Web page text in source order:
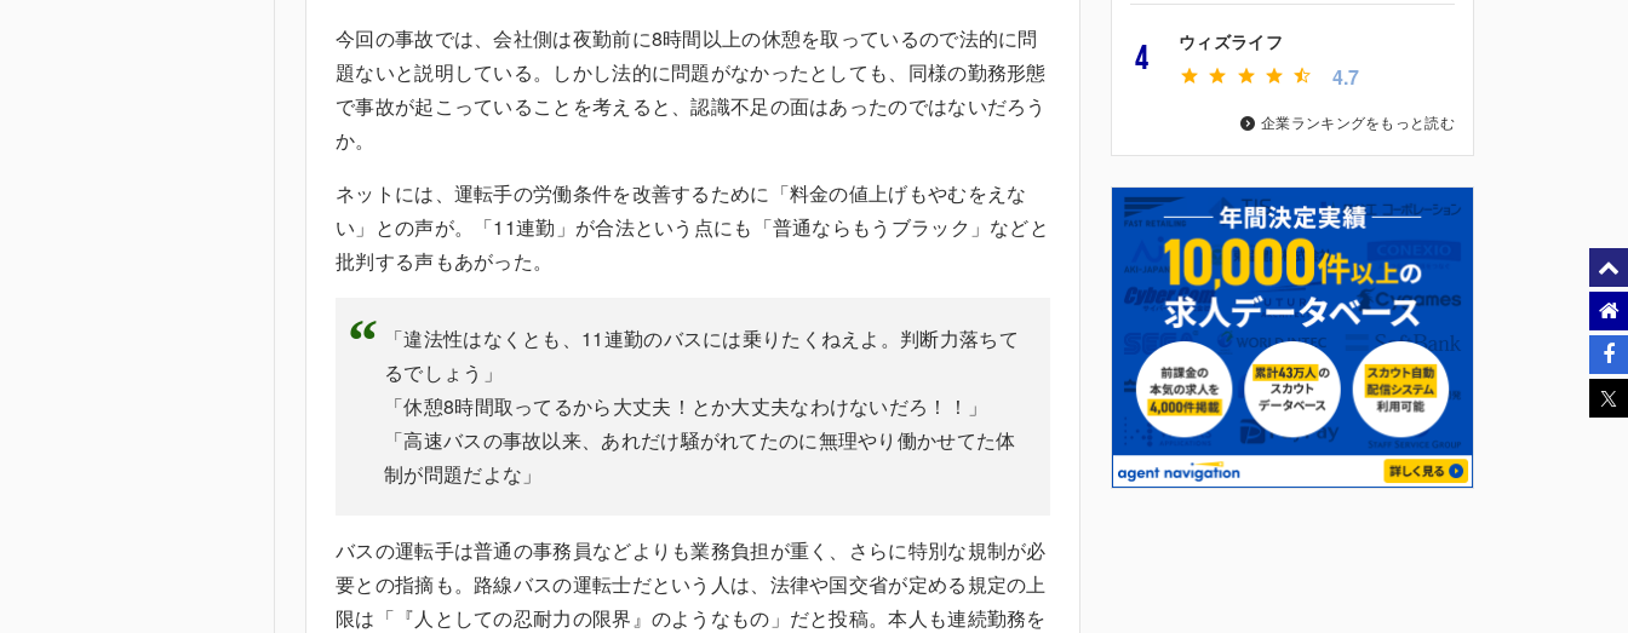
今回の事故では、会社側は夜勤前に8時間以上の休憩を取っているので法的に問
題ないと説明している。しかし法的に問題がなかったとしても、同様の勤務形態
で事故が起こっていることを考えると、認識不足の面はあったのではないだろう
か。
ネットには、運転手の労働条件を改善するために「料金の値上げもやむをえな
い」との声が。「11連勤」が合法という点にも「普通ならもうブラック」などと
批判する声もあがった。
「違法性はなくとも、11連勤のバスには乗りたくねえよ。判断力落ちて
るでしょう」
「休憩8時間取ってるから大丈夫！とか大丈夫なわけないだろ！！」
「高速バスの事故以来、あれだけ騒がれてたのに無理やり働かせてた体
制が問題だよな」
バスの運転手は普通の事務員などよりも業務負担が重く、さらに特別な規制が必
要との指摘も。路線バスの運転士だという人は、法律や国交省が定める規定の上
限は「『人としての忍耐力の限界』のようなもの」だと投稿。本人も連続勤務を
4 ウィズライフ
4.7
企業ランキングをもっと読む